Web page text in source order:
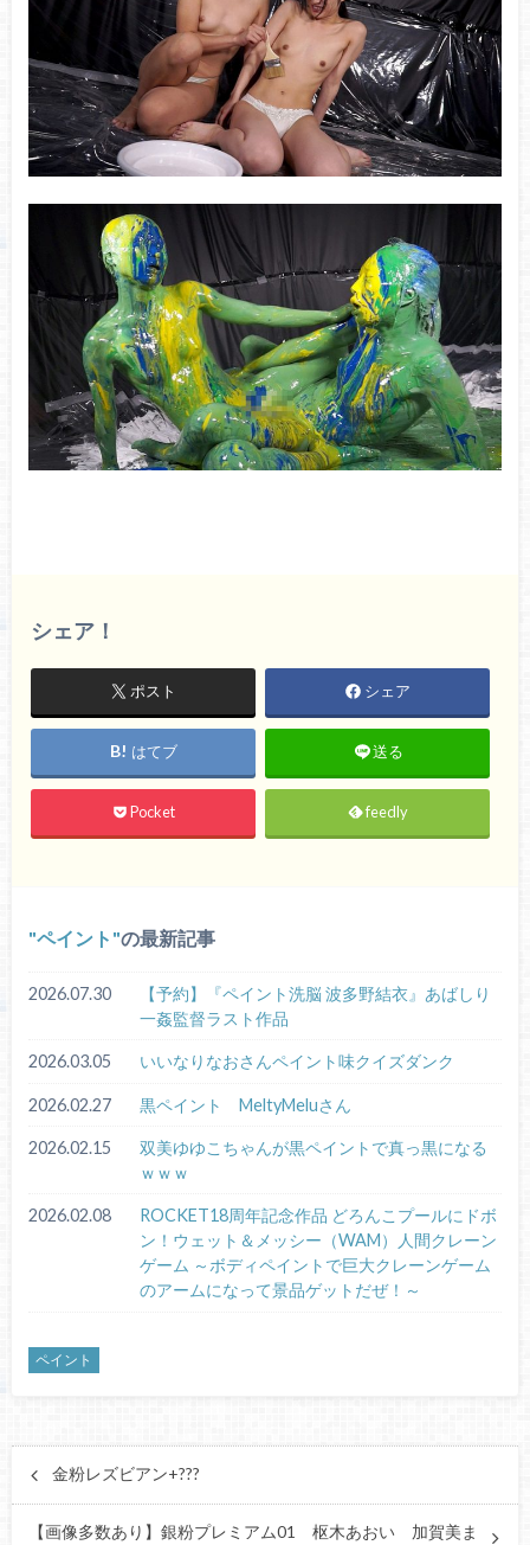
シェア！
ポスト シェア
はてブ 送る
Pocket feedly
ペイント の最新記事
2026.07.30
【予約】『ペイント洗脳 波多野結衣』あばしり
一姦監督ラスト作品
2026.03.05 いいなりなおさんペイント味クイズダンク
2026.02.27 黒ペイント MeltyMeluさん
2026.02.15
双美ゆゆこちゃんが黒ペイントで真っ黒になる
ｗｗｗ
2026.02.08
ROCKET18周年記念作品 どろんこプールにドボ
ン！ウェット＆メッシー（WAM）人間クレーン
ゲーム ～ボディペイントで巨大クレーンゲーム
のアームになって景品ゲットだぜ！～
ペイント
金粉レズビアン+???
【画像多数あり】銀粉プレミアム01 枢木あおい 加賀美ま